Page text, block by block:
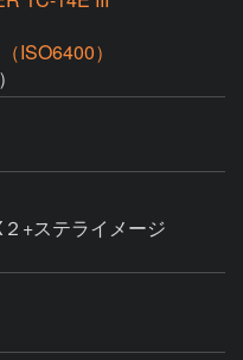
ISO6400）
+ステライメージ